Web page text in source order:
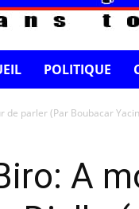
POLITIQUE
de parler (Par Boubacar
A